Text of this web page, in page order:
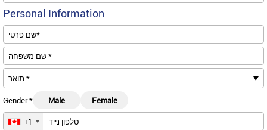
Personal Information
שם פרטי*
שם משפחה *
Gender * Male
Female
טלפון נייד
ca
+1